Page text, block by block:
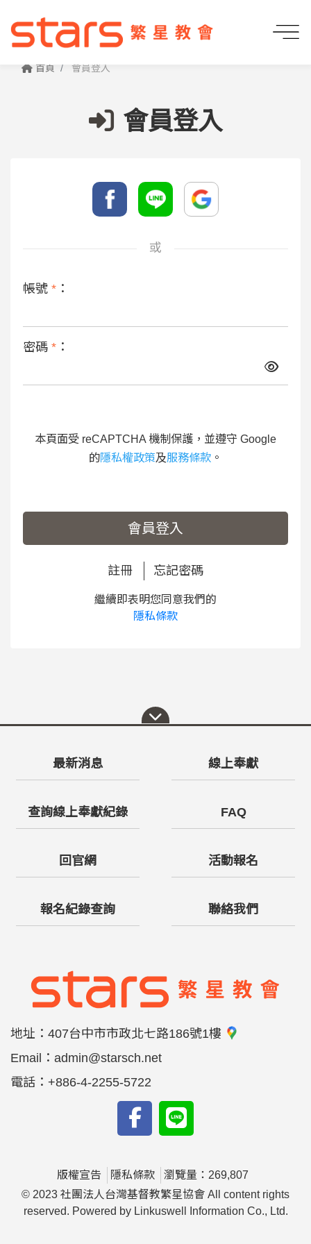
首頁 會員登入
會員登入
或
帳號 * ：
密碼 * ：
本頁面受 reCAPTCHA 機制保護，並遵守 Google
的隱私權政策及服務條款 。
會員登入
註冊 忘記密碼
繼續即表明您同意我們的
隱私條款
最新消息 線上奉獻
查詢線上奉獻紀錄 FAQ
回官網 活動報名
報名紀錄查詢 聯絡我們
地址： 407台中市市政北七路186號1樓
Email： admin@starsch.net
電話： +886-4-2255-5722
版權宣告 隱私條款
瀏覽量：269,807
© 2023 社團法人台灣基督教繁星協會 All content rights
reserved. Powered by Linkuswell Information Co., Ltd.